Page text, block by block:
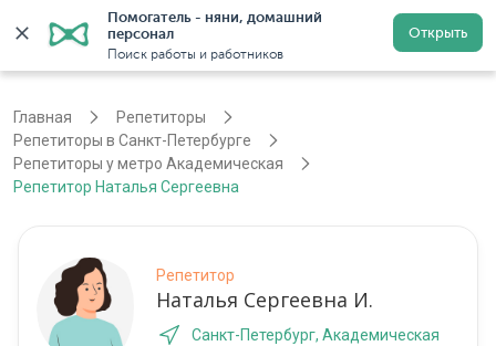
Помогатель - няни, домашний
персонал
Поиск работы и работников
Открыть
Санкт-Петербург Регистрация
Главная
Репетиторы
Репетиторы в Санкт-Петербурге
Репетиторы у метро Академическая
Репетитор Наталья Сергеевна
Репетитор
Наталья Сергеевна И.
Санкт-Петербург, Академическая